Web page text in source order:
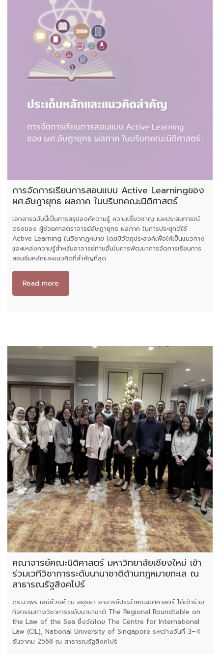
การจัดการเรียนการสอนแบบ Active Learningของ
ผศ.อัษฎายุทธ ผลภาค ในบริบทคณะนิติศาสตร์
เอกสารฉบับนี้เป็นการสรุปองค์ความรู้ ความเชี่ยวชาญ และประสบการณ์
ตรงของ ผู้ช่วยศาสตราจารย์อัษฎายุทธ ผลภาค ในการประยุกต์ใช้
Active Learning ในวิชากฎหมาย โดยมีวัตถุประสงค์เพื่อให้เป็นแนวทาง
และแหล่งความรู้สำหรับอาจารย์ท่านอื่นในการพัฒนาการจัดการเรียนการ
สอนธีมหลักและแนวคิดที่สำคัญที่สุด
Read more
คณาจารย์คณะนิติศาสตร์ มหาวิทยาลัยเชียงใหม่ เข้า
ร่วมเวทีวิชาการระดับนานาชาติด้านกฎหมายทะเล ณ
สาธารณรัฐสิงคโปร์
ดร.นวพร เสนีย์วงศ์ ณ อยุธยา อาจารย์ประจำคณะนิติศาสตร์ ได้เข้าร่วม
กิจกรรมทางวิชาการระดับนานาชาติ The Regional Roundtable on
the Law of the Sea ซึ่งจัดโดย The Centre for International
Law (CIL), National University of Singapore ระหว่างวันที่ 3–4
ธันวาคม 2568 ณ สาธารณรัฐสิงคโปร์